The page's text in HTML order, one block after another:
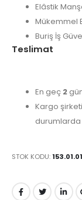
Elâstik
Mükemmel
Buriş İş
Teslimat
En geç 2
Kargo
STOK KODU: